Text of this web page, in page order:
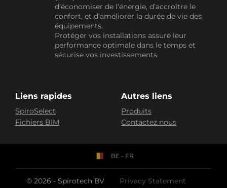
d’économiser de l’énergie, d’accroître le
confort, et d’améliorer la durée de vie des
équipements.
Protéger vos installations assure leur
performance optimale dans le temps et
sécurise vos investissements.
Liens rapides
SpiroSelect
Fichiers BIM
Autres liens
Produits
Contactez nous
© 2026 - Spirotech BV
Privacy Statement
BE - FR